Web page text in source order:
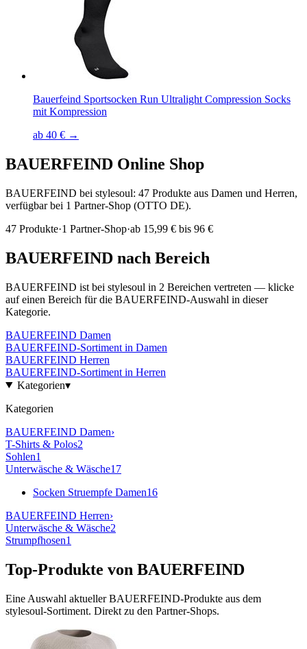
Bauerfeind Sportsocken Run Ultralight Compression Socks
mit Kompression
ab 40 € →
BAUERFEIND Online Shop
BAUERFEIND bei stylesoul: 47 Produkte aus Damen und Herren,
verfügbar bei 1 Partner-Shop (OTTO DE).
47 Produkte·1 Partner-Shop·ab 15,99 € bis 96 €
BAUERFEIND nach Bereich
BAUERFEIND ist bei stylesoul in 2 Bereichen vertreten — klicke
auf einen Bereich für die BAUERFEIND-Auswahl in dieser
Kategorie.
BAUERFEIND Damen
BAUERFEIND-Sortiment in Damen
BAUERFEIND Herren
BAUERFEIND-Sortiment in Herren
Kategorien▾
Kategorien
BAUERFEIND Damen›
T-Shirts & Polos2
Sohlen1
Unterwäsche & Wäsche17
Socken Struempfe Damen16
BAUERFEIND Herren›
Unterwäsche & Wäsche2
Strumpfhosen1
Top-Produkte von BAUERFEIND
Eine Auswahl aktuellerBAUERFEIND-Produkte aus dem
stylesoul-Sortiment. Direkt zu den Partner-Shops.